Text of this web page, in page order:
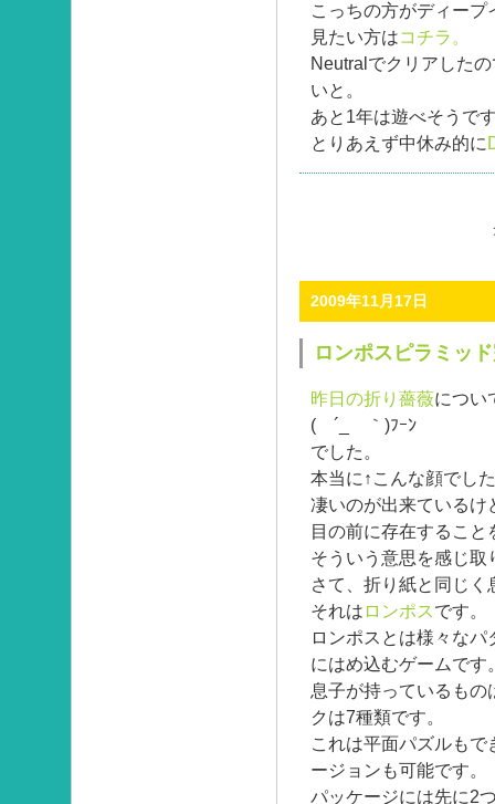
こっちの方がディープ
見たい方はコチラ。
Neutralでクリアした
いと。
あと1年は遊べそうで
とりあえず中休み的に
2009年11月17日
ロンポスピラミッ
昨日の折り薔薇につい
( ´_ゝ｀)ﾌｰﾝ
でした。
本当に↑こんな顔でし
凄いのが出来ているけ
目の前に存在すること
そういう意思を感じ取
さて、折り紙と同じ
それは ロンポスです。
ロンポスとは様々な
にはめ込むゲームです
息子が持っているも
クは7種類です。
これは平面パズルも
ージョンも可能です。
パッケージには先に2